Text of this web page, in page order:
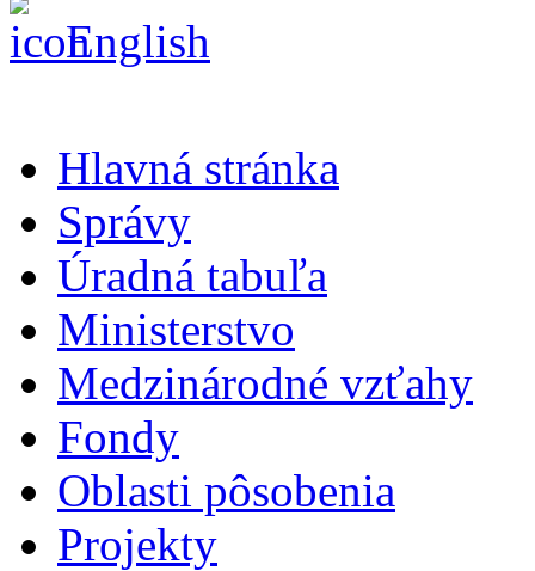
English
Hlavná stránka
Správy
Úradná tabuľa
Ministerstvo
Medzinárodné vzťahy
Fondy
Oblasti pôsobenia
Projekty